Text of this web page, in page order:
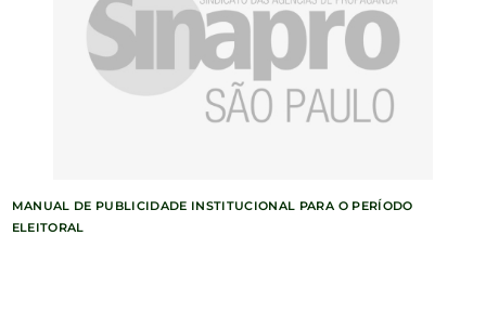
MANUAL DE PUBLICIDADE INSTITUCIONAL PARA O PERÍODO
ELEITORAL